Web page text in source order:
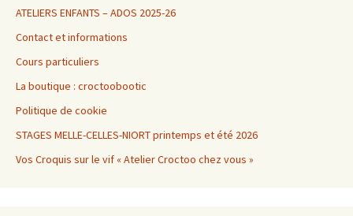
ATELIERS ENFANTS – ADOS 2025-26
Contact et informations
Cours particuliers
La boutique : croctoobootic
Politique de cookie
STAGES MELLE-CELLES-NIORT printemps et été 2026
Vos Croquis sur le vif « Atelier Croctoo chez vous »